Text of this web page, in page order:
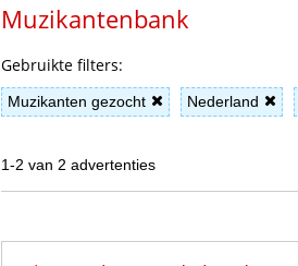
Muzikantenbank
Gebruikte filters:
Muzikanten gezocht Nederland
1-2 van 2 advertenties